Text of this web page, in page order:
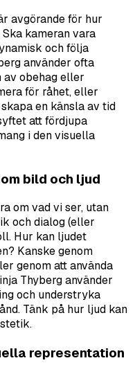
avgörande för hur
kameran vara
och följa
använder ofta
av obehag eller
för råhet, eller
en känsla av tid
att fördjupa
i den visuella
bild och ljud
om vad vi ser, utan
och dialog (eller
Hur kan ljudet
Kanske genom
genom att använda
Thyberg använder
och understryka
Tänk på hur ljud kan
representation